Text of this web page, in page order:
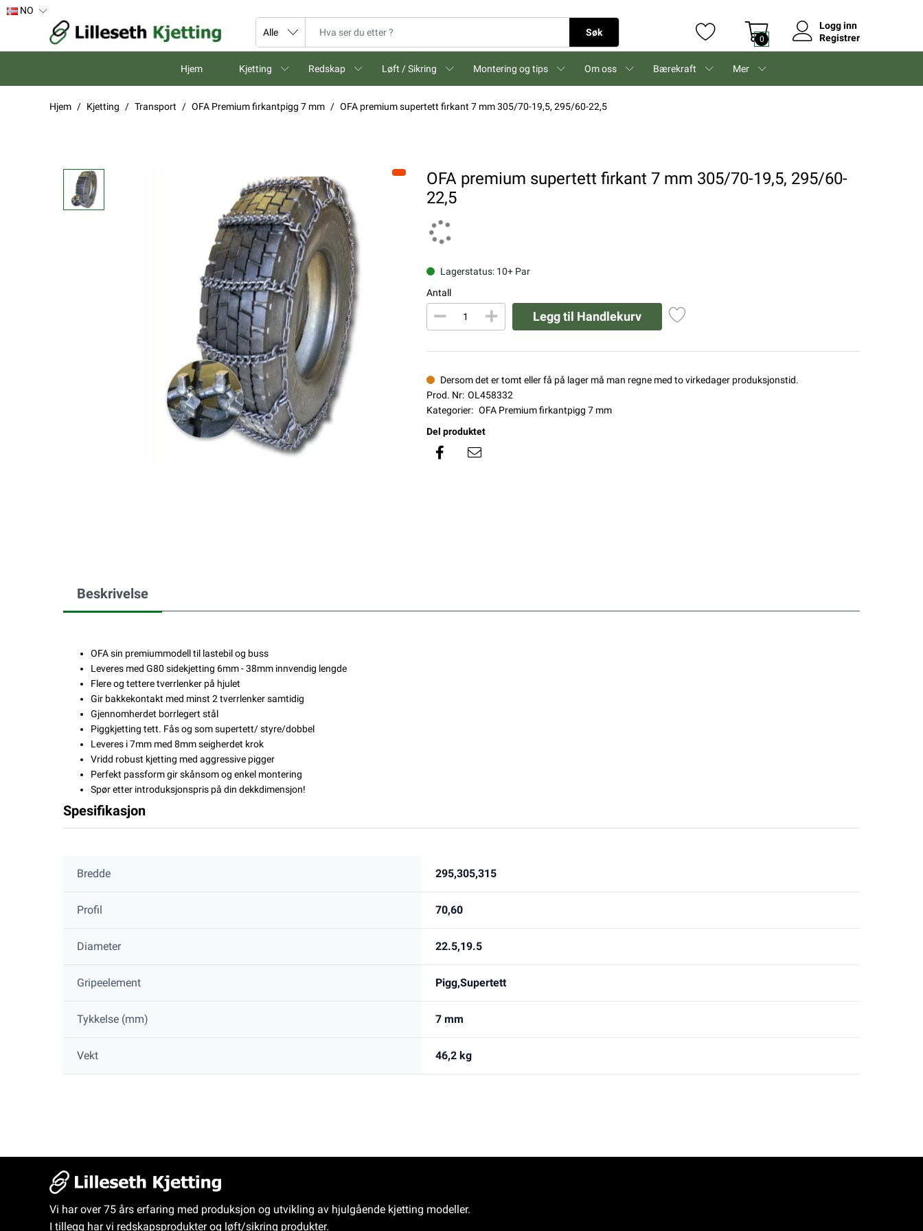
NO
Søk
0
Logg inn
Registrer
Hjem Kjetting Redskap Løft / Sikring Montering og tips Om oss Bærekraft Mer
Hjem Kjetting Transport OFA Premium firkantpigg 7 mm OFA premium supertett firkant 7 mm 305/70-19,5, 295/60-22,5
OFA premium supertett firkant 7 mm 305/70-19,5, 295/60-
22,5
Lagerstatus: 10+ Par
Antall
Legg til Handlekurv
Dersom det er tomt eller få på lager må man regne med to virkedager produksjonstid.
Prod. Nr: OL458332
Kategorier: OFA Premium firkantpigg 7 mm
Del produktet
Beskrivelse
OFA sin premiummodell til lastebil og buss
Leveres med G80 sidekjetting 6mm - 38mm innvendig lengde
Flere og tettere tverrlenker på hjulet
Gir bakkekontakt med minst 2 tverrlenker samtidig
Gjennomherdet borrlegert stål
Piggkjetting tett. Fås og som supertett/ styre/dobbel
Leveres i 7mm med 8mm seigherdet krok
Vridd robust kjetting med aggressive pigger
Perfekt passform gir skånsom og enkel montering
Spør etter introduksjonspris på din dekkdimensjon!
Spesifikasjon
Bredde 295,305,315
Profil 70,60
Diameter 22.5,19.5
Gripeelement Pigg,Supertett
Tykkelse (mm) 7 mm
Vekt 46,2 kg
Vi har over 75 års erfaring med produksjon og utvikling av hjulgående kjetting modeller.
I tillegg har vi redskapsprodukter og løft/sikring produkter.